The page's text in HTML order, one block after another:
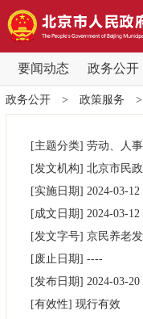
要闻动态 政务公开
要闻动态
党中央精神
北京要闻
政务公开
市领导
政务公开> 政策服务
[主题分类] 劳动、人
[发文机构] 北京市民
[实施日期] 2024-03-12
[成文日期] 2024-03-12
[发文字号] 京民养老发
[废止日期] ----
[发布日期] 2024-03-20
[有效性] 现行有效